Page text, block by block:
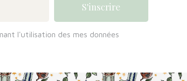
l'utilisation des mes données